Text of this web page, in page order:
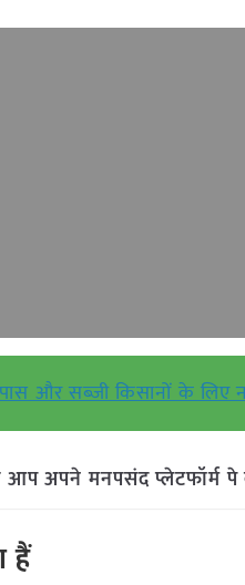
और सब्जी किसानों के
आप अपने मनपसंद
हैं